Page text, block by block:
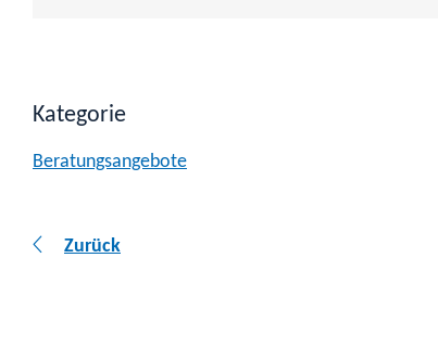
Kategorie
Beratungsangebote
Zurück